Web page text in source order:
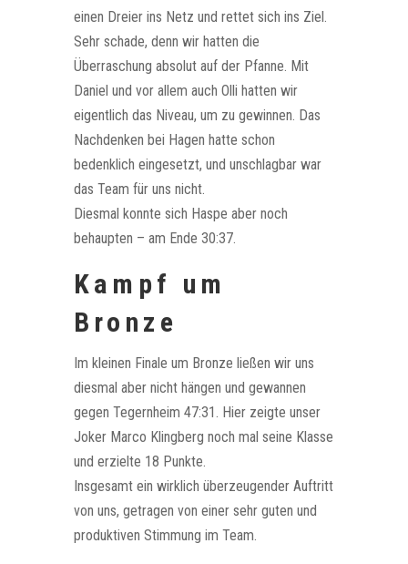
einen Dreier ins Netz und rettet sich ins Ziel.
Sehr schade, denn wir hatten die
Überraschung absolut auf der Pfanne. Mit
Daniel und vor allem auch Olli hatten wir
eigentlich das Niveau, um zu gewinnen. Das
Nachdenken bei Hagen hatte schon
bedenklich eingesetzt, und unschlagbar war
das Team für uns nicht.
Diesmal konnte sich Haspe aber noch
behaupten – am Ende 30:37.
Kampf um
Bronze
Im kleinen Finale um Bronze ließen wir uns
diesmal aber nicht hängen und gewannen
gegen Tegernheim 47:31. Hier zeigte unser
Joker Marco Klingberg noch mal seine Klasse
und erzielte 18 Punkte.
Insgesamt ein wirklich überzeugender Auftritt
von uns, getragen von einer sehr guten und
produktiven Stimmung im Team.